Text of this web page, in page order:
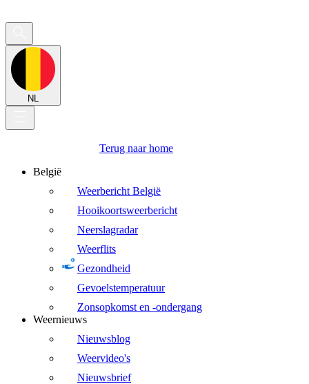
NL
Terug naar home
België
Weerbericht België
Hooikoortsweerbericht
Neerslagradar
Weerflits
Gezondheid
Gevoelstemperatuur
Zonsopkomst en -ondergang
Weernieuws
Nieuwsblog
Weervideo's
Nieuwsbrief